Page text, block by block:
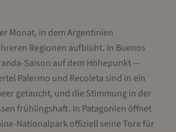
Monat, in dem Argentinien
Regionen aufblüht. In Buenos
Saison auf dem Höhepunkt —
Palermo und Recoleta sind in ein
getaucht, und die Stimmung in der
frühlingshaft. In Patagonien öffnet
Nationalpark offiziell seine Tore für